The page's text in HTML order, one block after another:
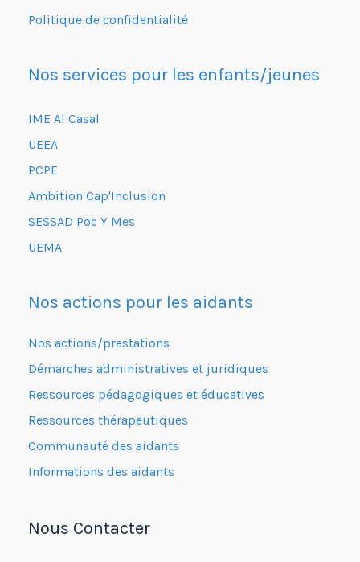
Politique de confidentialité
Nos services pour les enfants/jeunes
IME Al Casal
UEEA
PCPE
Ambition Cap'Inclusion
SESSAD Poc Y Mes
UEMA
Nos actions pour les aidants
Nos actions/prestations
Démarches administratives et juridiques
Ressources pédagogiques et éducatives
Ressources thérapeutiques
Communauté des aidants
Informations des aidants
Nous Contacter